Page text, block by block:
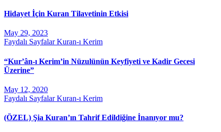
Hidayet İçin Kuran Tilavetinin Etkisi
May 29, 2023
Faydalı SayfalarKuran-ı Kerim
“Kur’ân-ı Kerim’in Nüzulünün Keyfiyeti ve Kadir Gecesi
Üzerine”
May 12, 2020
Faydalı SayfalarKuran-ı Kerim
(ÖZEL) Şia Kuran’ın Tahrif Edildiğine İnanıyor mu?